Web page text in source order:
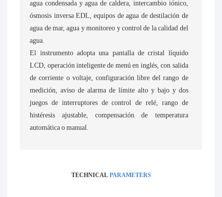
agua condensada y agua de caldera, intercambio iónico,
ósmosis inversa EDL, equipos de agua de destilación de
agua de mar, agua y monitoreo y control de la calidad del
agua.
El instrumento adopta una pantalla de cristal líquido
LCD, operación inteligente de menú en inglés, con salida
de corriente o voltaje, configuración libre del rango de
medición, aviso de alarma de límite alto y bajo y dos
juegos de interruptores de control de relé, rango de
histéresis ajustable, compensación de temperatura
automática o manual.
TECHNICAL PARAMETERS